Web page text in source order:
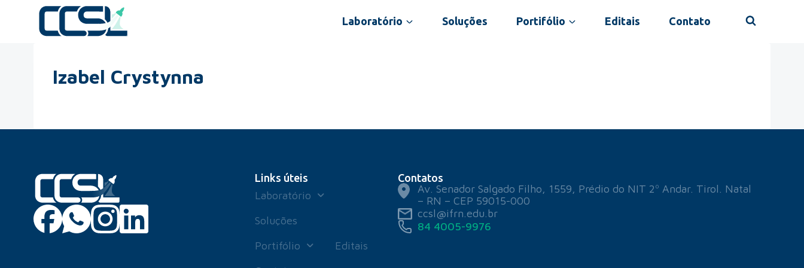
Laboratório Soluções Portifólio Editais Contato
Izabel Crystynna
Links úteis
Laboratório
Soluções
Portifólio
Editais
Contatos
Av. Senador Salgado Filho, 1559, Prédio do NIT 2º Andar. Tirol. Natal
– RN – CEP 59015-000
ccsl@ifrn.edu.br
84 4005-9976